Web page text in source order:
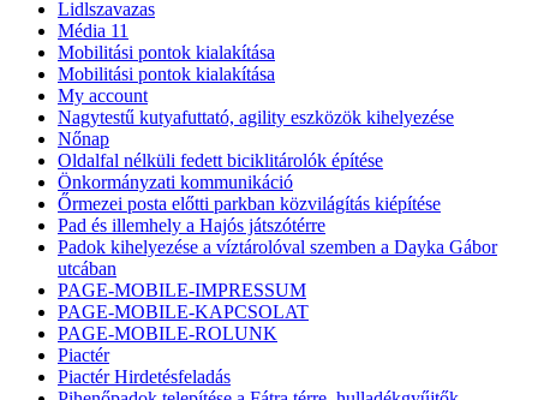
Lidlszavazas
Média 11
Mobilitási pontok kialakítása
Mobilitási pontok kialakítása
My account
Nagytestű kutyafuttató, agility eszközök kihelyezése
Nőnap
Oldalfal nélküli fedett biciklitárolók építése
Önkormányzati kommunikáció
Őrmezei posta előtti parkban közvilágítás kiépítése
Pad és illemhely a Hajós játszótérre
Padok kihelyezése a víztárolóval szemben a Dayka Gábor
utcában
PAGE-MOBILE-IMPRESSUM
PAGE-MOBILE-KAPCSOLAT
PAGE-MOBILE-ROLUNK
Piactér
Piactér Hirdetésfeladás